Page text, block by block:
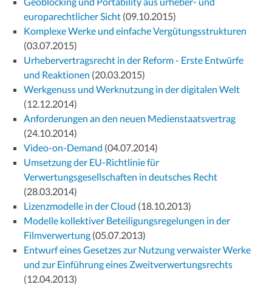
europarechtlicher Sicht (09.10.2015)
Komplexe Werke und einfache Vergütungsstrukturen
(03.07.2015)
Urhebervertragsrecht in der Reform - Erste Entwürfe
und Reaktionen (20.03.2015)
Werkgenuss und Werknutzung in der digitalen Welt
(12.12.2014)
Anforderungen an den neuen Medienstaatsvertrag
(24.10.2014)
Video-on-Demand (04.07.2014)
Umsetzung der EU-Richtlinie für
Verwertungsgesellschaften in deutsches Recht
(28.03.2014)
Lizenzmodelle in der Cloud (18.10.2013)
Modelle kollektiver Beteiligungsregelungen in der
Filmverwertung (05.07.2013)
Entwurf eines Gesetzes zur Nutzung verwaister Werke
und zur Einführung eines Zweitverwertungsrechts
(12.04.2013)